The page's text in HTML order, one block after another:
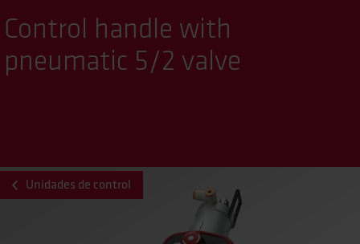
Control handle with
pneumatic 5/2 valve
Unidades de control